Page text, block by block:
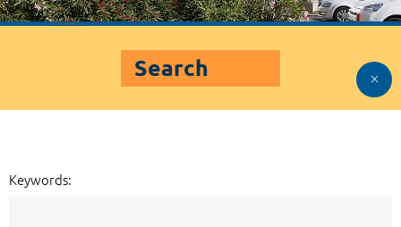
Search
Keywords: